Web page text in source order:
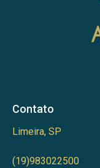
Contato
Limeira, SP
(19)983022500